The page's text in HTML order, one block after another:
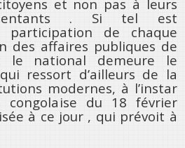
et non pas à leurs
. Si tel est
participation de chaque
des affaires publiques de
le national demeure le
ressort d’ailleurs de la
modernes, à l’instar
du 18 février
à ce jour , qui prévoit à